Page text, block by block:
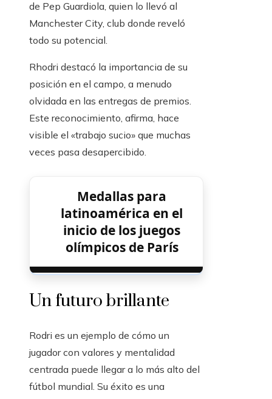
de Pep Guardiola, quien lo llevó al
Manchester City, club donde reveló
todo su potencial.
Rhodri destacó la importancia de su
posición en el campo, a menudo
olvidada en las entregas de premios.
Este reconocimiento, afirma, hace
visible el «trabajo sucio» que muchas
veces pasa desapercibido.
Medallas para
latinoamérica en el
inicio de los juegos
olímpicos de París
Un futuro brillante
Rodri es un ejemplo de cómo un
jugador con valores y mentalidad
centrada puede llegar a lo más alto del
fútbol mundial. Su éxito es una